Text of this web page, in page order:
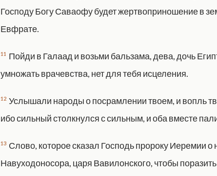
Господу Богу Саваофу будет жертвоприношение в
Евфрате.
11 Пойди в Галаад и возьми бальзама, дева, дочь
умножать врачевства, нет для тебя исцеления.
12 Услышали народы о посрамлении твоем, и вопль
ибо сильный столкнулся с сильным, и оба вместе
13 Слово, которое сказал Господь пророку Иеремии о
Навуходоносора, царя Вавилонского, чтобы